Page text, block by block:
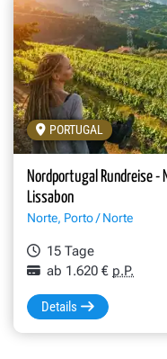
PORTUGAL
Nordportugal Rundreise -
Lissabon
Norte, Porto / Norte
15 Tage
ab 1.620 € p.P.
Details